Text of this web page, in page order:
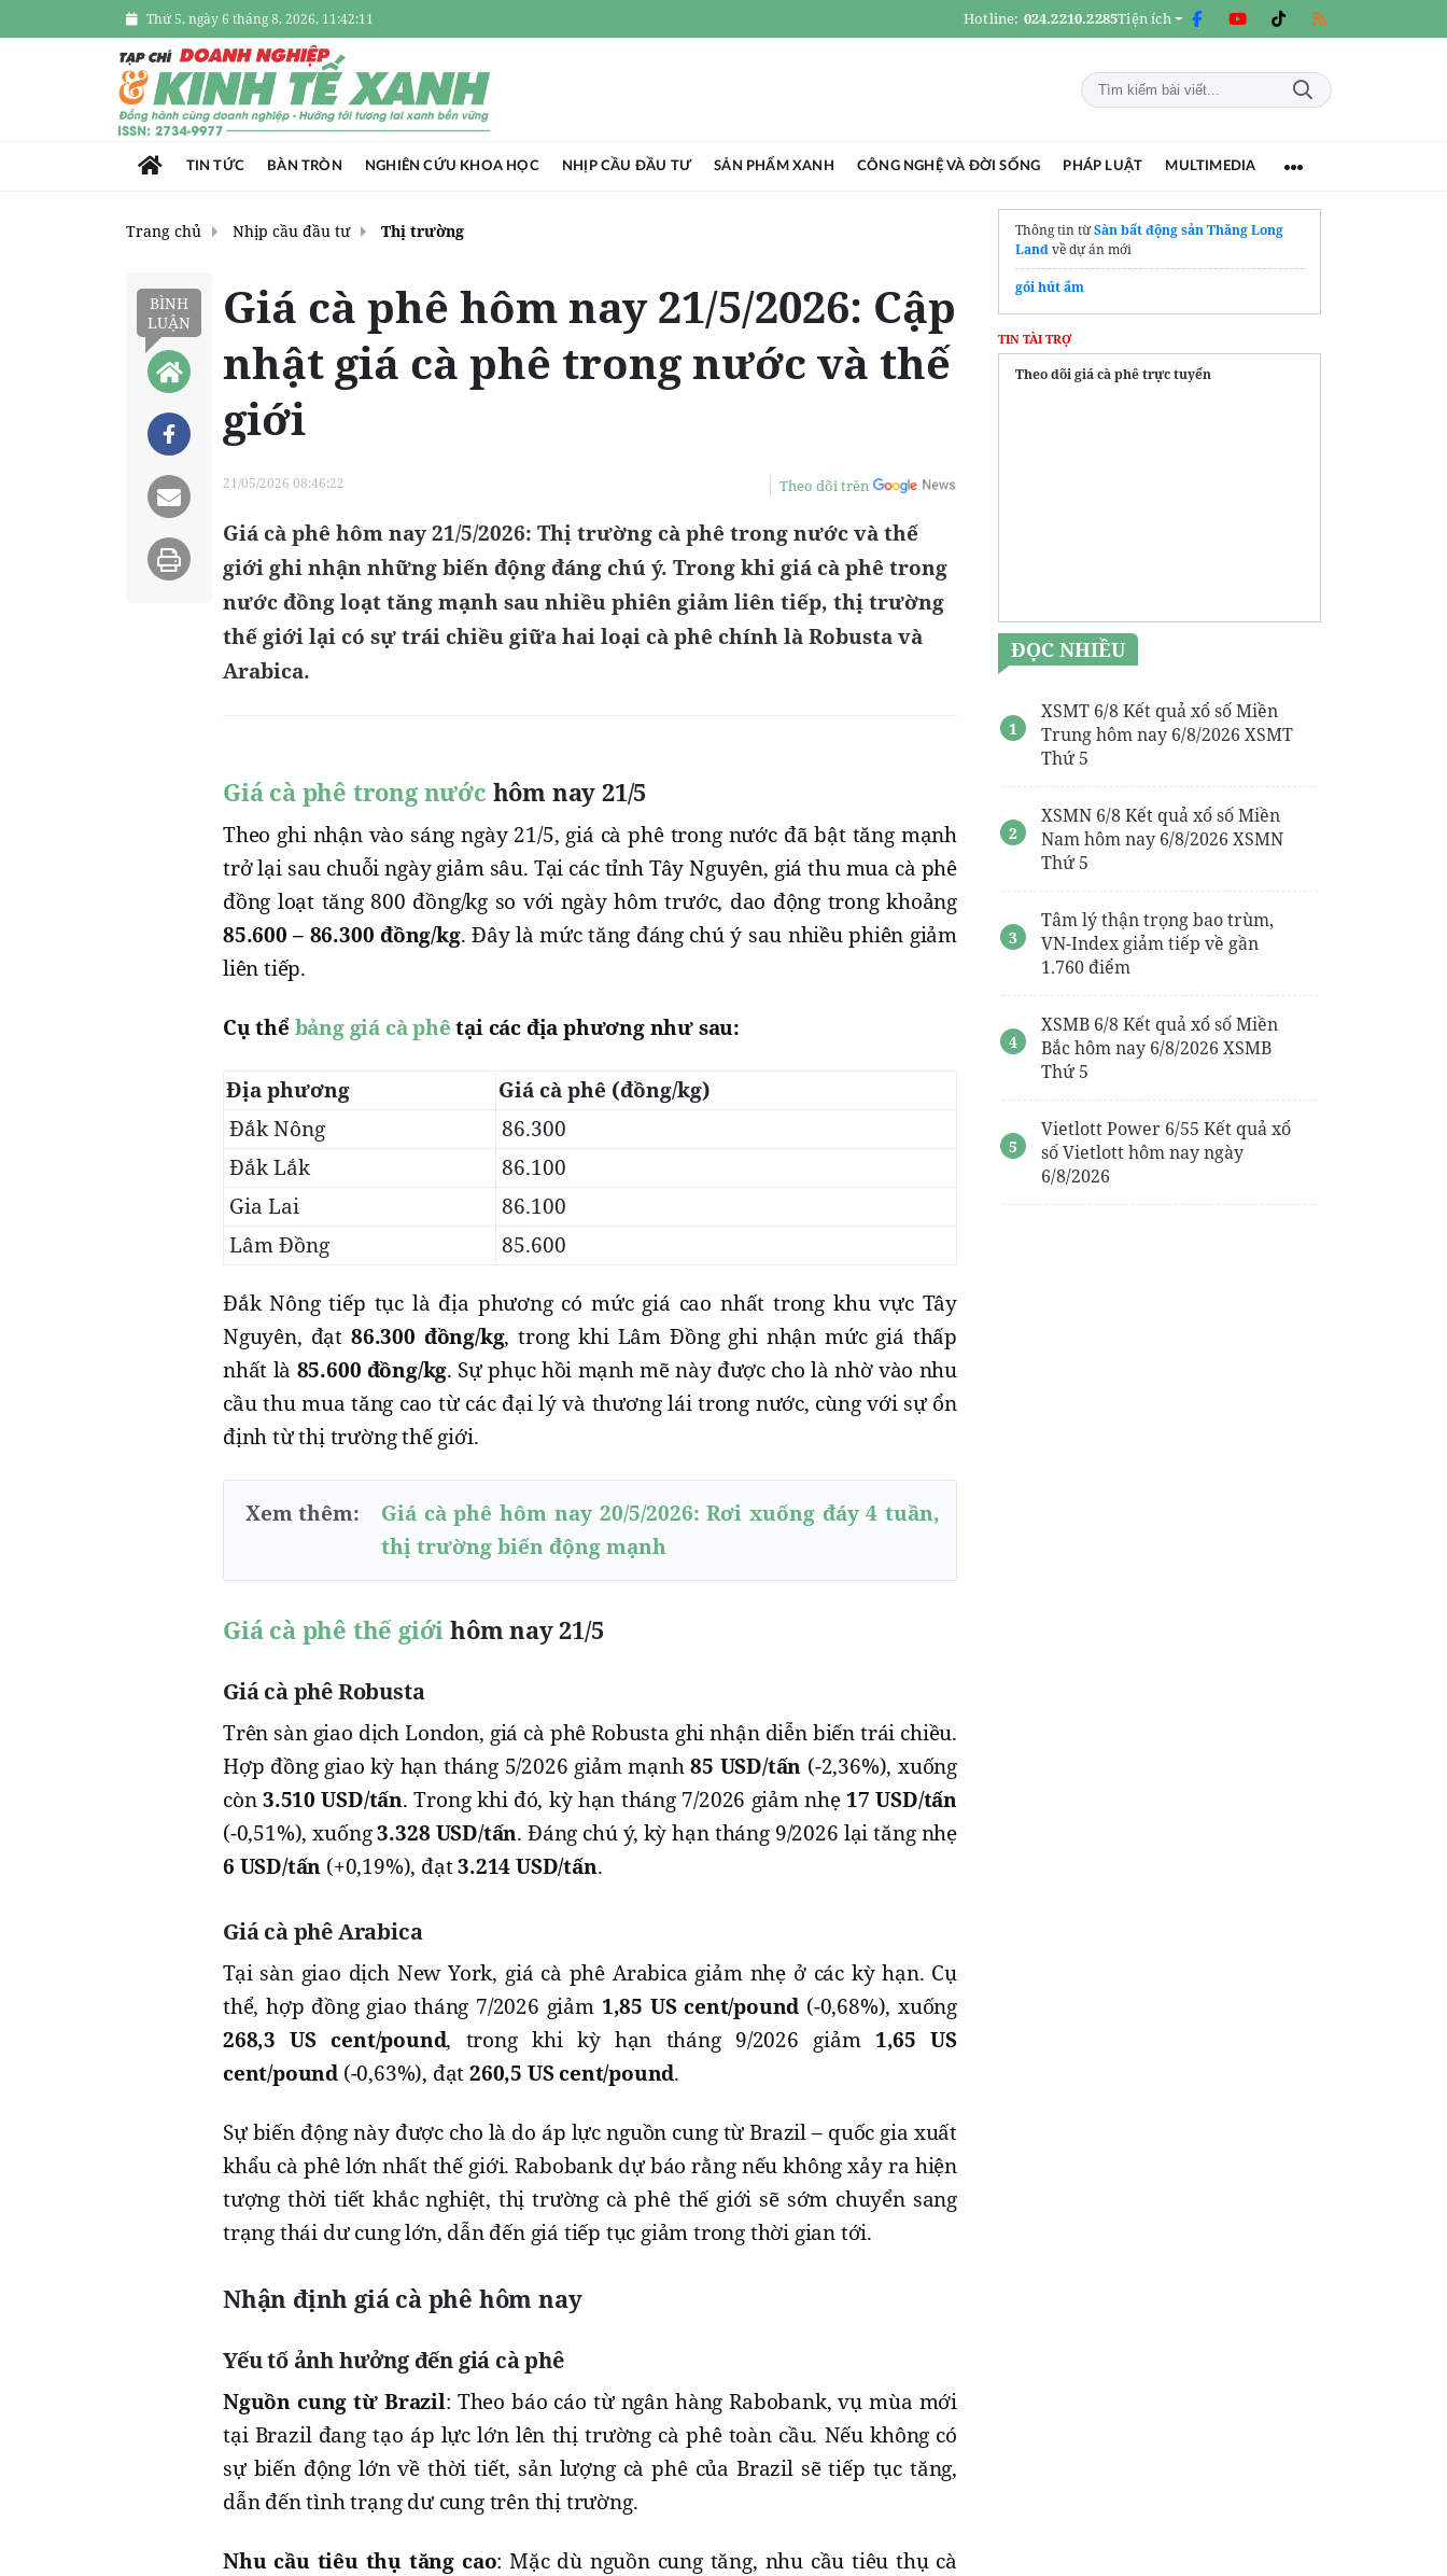
Thứ 5, ngày 6 tháng 8, 2026, 11:42:12 Hotline: 024.2210.2285Tiện ích
TIN TỨC BÀN TRÒN NGHIÊN CỨU KHOA HỌC NHỊP CẦU ĐẦU TƯ SẢN PHẨM XANH CÔNG NGHỆ VÀ ĐỜI SỐNG PHÁP LUẬT MULTIMEDIA
Trang chủ Nhịp cầu đầu tư Thị trường
BÌNH
LUẬN
Giá cà phê hôm nay 21/5/2026: Cập
nhật giá cà phê trong nước và thế
giới
21/05/2026 08:46:22 Theo dõi trên
Giá cà phê hôm nay 21/5/2026: Thị trường cà phê trong nước và thế
giới ghi nhận những biến động đáng chú ý. Trong khi giá cà phê trong
nước đồng loạt tăng mạnh sau nhiều phiên giảm liên tiếp, thị trường
thế giới lại có sự trái chiều giữa hai loại cà phê chính là Robusta và
Arabica.
Giá cà phê trong nước hôm nay 21/5
Theo ghi nhận vào sáng ngày 21/5, giá cà phê trong nước đã bật tăng mạnh
trở lại sau chuỗi ngày giảm sâu. Tại các tỉnh Tây Nguyên, giá thu mua cà phê
đồng loạt tăng 800 đồng/kg so với ngày hôm trước, dao động trong khoảng
85.600 – 86.300 đồng/kg. Đây là mức tăng đáng chú ý sau nhiều phiên giảm
liên tiếp.
Cụ thể bảng giá cà phêtại các địa phương như sau:
Địa phương
Giá cà phê (đồng/kg)
Đắk Nông
86.300
Đắk Lắk
86.100
Gia Lai
86.100
Lâm Đồng
85.600
Đắk Nông tiếp tục là địa phương có mức giá cao nhất trong khu vực Tây
Nguyên, đạt86.300 đồng/kg, trong khi Lâm Đồng ghi nhận mức giá thấp
nhất là 85.600 đồng/kg. Sự phục hồi mạnh mẽ này được cho là nhờ vào nhu
cầu thu mua tăng cao từ các đại lý và thương lái trong nước, cùng với sự ổn
định từ thị trường thế giới.
Xem thêm:
Giá cà phê hôm nay 20/5/2026: Rơi xuống đáy 4 tuần,
thị trường biến động mạnh
Giá cà phê thế giới hôm nay 21/5
Giá cà phê Robusta
Trên sàn giao dịch London, giá cà phê Robusta ghi nhận diễn biến trái chiều.
Hợp đồng giao kỳ hạn tháng 5/2026 giảm mạnh85 USD/tấn (-2,36%), xuống
còn3.510 USD/tấn. Trong khi đó, kỳ hạn tháng 7/2026 giảm nhẹ 17 USD/tấn
(-0,51%), xuống3.328 USD/tấn. Đáng chú ý, kỳ hạn tháng 9/2026 lại tăng nhẹ
6 USD/tấn (+0,19%), đạt3.214 USD/tấn.
Giá cà phê Arabica
Tại sàn giao dịch New York, giá cà phê Arabica giảm nhẹ ở các kỳ hạn. Cụ
thể, hợp đồng giao tháng 7/2026 giảm 1,85 US cent/pound (-0,68%), xuống
268,3 US cent/pound, trong khi kỳ hạn tháng 9/2026 giảm 1,65 US
cent/pound (-0,63%), đạt260,5 US cent/pound.
Sự biến động này được cho là do áp lực nguồn cung từ Brazil – quốc gia xuất
khẩu cà phê lớn nhất thế giới. Rabobank dự báo rằng nếu không xảy ra hiện
tượng thời tiết khắc nghiệt, thị trường cà phê thế giới sẽ sớm chuyển sang
trạng thái dư cung lớn, dẫn đến giá tiếp tục giảm trong thời gian tới.
Nhận định giá cà phê hôm nay
Yếu tố ảnh hưởng đến giá cà phê
Nguồn cung từ Brazil: Theo báo cáo từ ngân hàng Rabobank, vụ mùa mới
tại Brazil đang tạo áp lực lớn lên thị trường cà phê toàn cầu. Nếu không có
sự biến động lớn về thời tiết, sản lượng cà phê của Brazil sẽ tiếp tục tăng,
dẫn đến tình trạng dư cung trên thị trường.
Nhu cầu tiêu thụ tăng cao: Mặc dù nguồn cung tăng, nhu cầu tiêu thụ cà
Thông tin từSàn bất động sản Thăng Long
Landvề dự án mới
gói hút ẩm
TIN TÀI TRỢ
Theo dõi giá cà phê trực tuyến
ĐỌC NHIỀU
XSMT 6/8 Kết quả xổ số Miền
Trung hôm nay 6/8/2026 XSMT
Thứ 5
XSMN 6/8 Kết quả xổ số Miền
Nam hôm nay 6/8/2026 XSMN
Thứ 5
Tâm lý thận trọng bao trùm,
VN-Index giảm tiếp về gần
1.760 điểm
XSMB 6/8 Kết quả xổ số Miền
Bắc hôm nay 6/8/2026 XSMB
Thứ 5
Vietlott Power 6/55 Kết quả xổ
số Vietlott hôm nay ngày
6/8/2026